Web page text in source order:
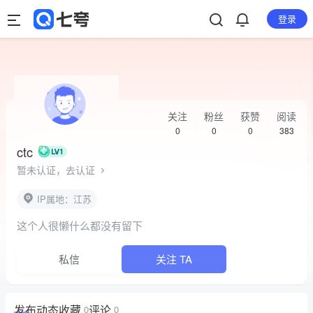
登录
ctc
暂未认证，去认证
关注
0
粉丝
0
获赞
0
阅读
383
IP属地：江苏
这个人很懒什么都没有留下
私信 关注 TA
发布动态收藏 0评论 0